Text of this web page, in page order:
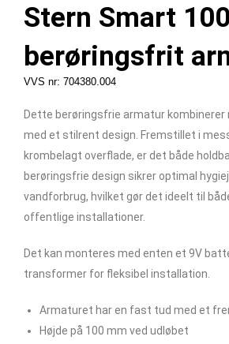
Stern Smart
berøringsfrit
VVS nr: 704380.004
Dette berøringsfrie armatur kombinerer
med et stilrent design. Fremstillet i
krombelagt overflade, er det både
berøringsfrie design sikrer optimal
vandforbrug, hvilket gør det ideelt til
offentlige installationer.
Det kan monteres med enten et 9V
transformer for fleksibel installation.
Armaturet har en fast tud med et
Højde på 100 mm ved udløbet